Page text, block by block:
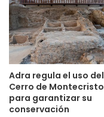
Adra regula el uso del
Cerro de Montecristo
para garantizar su
conservación